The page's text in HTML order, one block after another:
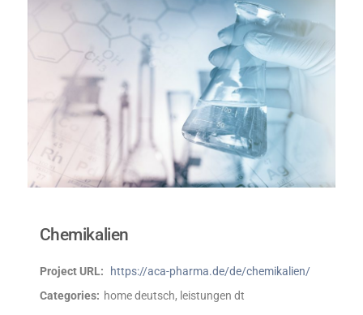
Chemikalien
Project URL:
https://aca-pharma.de/de/chemikalien/
Categories: home deutsch, leistungen dt